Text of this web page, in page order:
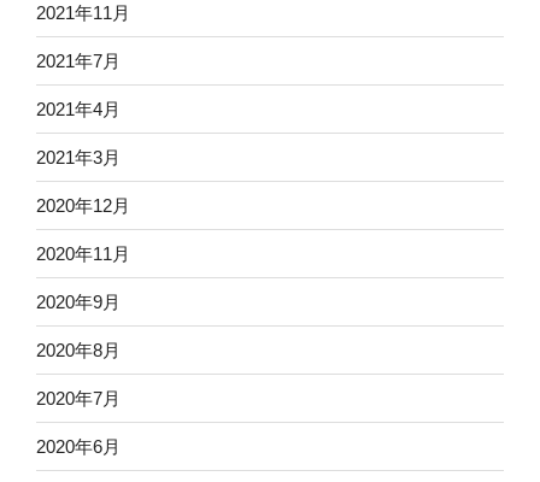
2021年11月
2021年7月
2021年4月
2021年3月
2020年12月
2020年11月
2020年9月
2020年8月
2020年7月
2020年6月